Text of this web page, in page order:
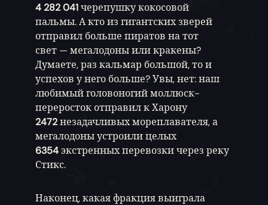
4 282 041черепушку кокосовой
пальмы. А кто из гигантских зверей
отправил больше пиратов на тот
свет — мегалодоны или кракены?
Думаете, раз кальмар большой, то и
успехов у него больше? Увы, нет: наш
любимый головоногий моллюск-
переросток отправил к Харону
2472незадачливых мореплавателя, а
мегалодоны устроили целых
6354экстренных перевозки через реку
Стикс.
Наконец, какая фракция выиграла